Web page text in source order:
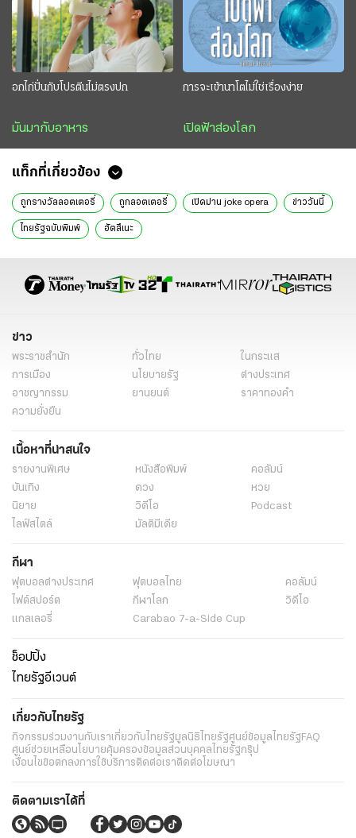
อกไก่ปั่นกับโปรตีนไม่ตรงปก
มันมากับอาหาร
การจะเข้านาโตไม่ใช่เรื่องง่าย
เปิดฟ้าส่องโลก
แท็กที่เกี่ยวข้อง
ถูกรางวัลลอตเตอรี่ ถูกลอตเตอรี่ เปิดม่าน joke opera ข่าววันนี้
ไทยรัฐฉบับพิมพ์ ฮัตสึเนะ
ข่าว
พระราชสำนัก ทั่วไทย
ในกระแส
การเมือง
นโยบายรัฐ
ต่างประเทศ
อาชญากรรม
ยานยนต์
ราคาทองคำ
ความยั่งยืน
เนื้อหาที่น่าสนใจ
รายงานพิเศษ หนังสือพิมพ์
คอลัมน์
บันเทิง
ดวง
หวย
นิยาย
วิดีโอ
Podcast
ไลฟ์สไตล์
มัลติมีเดีย
กีฬา
ฟุตบอลต่่างประเทศ ฟุตบอลไทย
คอลัมน์
ไฟต์สปอร์ต
กีฬาโลก
วิดีโอ
แกลเลอรี่
Carabao 7-a-Side Cup
ช็อปปิ้ง
ไทยรัฐอีเวนต์
เกี่ยวกับไทยรัฐ
กิจกรรมร่วมงานกับเราเกี่ยวกับไทยรัฐมูลนิธิไทยรัฐศูนย์ข้อมูลไทยรัฐFAQ
ศูนย์ช่วยเหลือนโยบายคุ้มครองข้อมูลส่วนบุคคลไทยรัฐกรุ๊ป
เงื่อนไขข้อตกลงการใช้บริการติดต่อเราติดต่อโฆษณา
ติดตามเราได้ที่